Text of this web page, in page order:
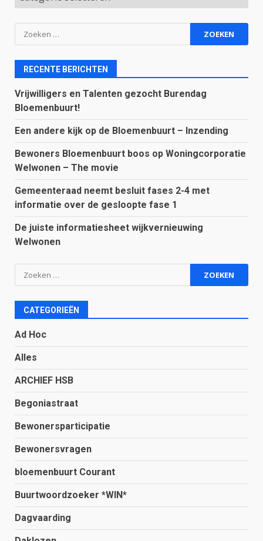
Zoeken
naar:
RECENTE BERICHTEN
Vrijwilligers en Talenten gezocht Burendag
Bloemenbuurt!
Een andere kijk op de Bloemenbuurt – Inzending
Bewoners Bloemenbuurt boos op Woningcorporatie
Welwonen – The movie
Gemeenteraad neemt besluit fases 2-4 met
informatie over de gesloopte fase 1
De juiste informatiesheet wijkvernieuwing
Welwonen
Zoeken
naar:
CATEGORIEËN
Ad Hoc
Alles
ARCHIEF HSB
Begoniastraat
Bewonersparticipatie
Bewonersvragen
bloemenbuurt Courant
Buurtwoordzoeker *WIN*
Dagvaarding